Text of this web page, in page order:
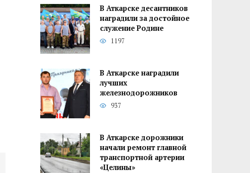
В Аткарске десантников
наградили за достойное
служение Родине
1197
В Аткарске наградили
лучших
железнодорожников
937
В Аткарске дорожники
начали ремонт главной
транспортной артерии
«Целины»